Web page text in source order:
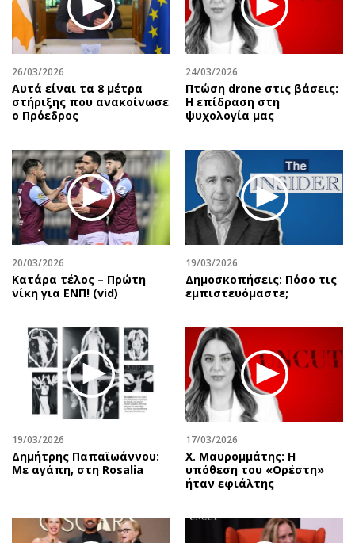
26/03/2026
Αυτά είναι τα 8 μέτρα
στήριξης που ανακοίνωσε
ο Πρόεδρος
24/03/2026
Πτώση drone στις βάσεις:
Η επίδραση στη
ψυχολογία μας
20/03/2026
Κατάρα τέλος – Πρώτη
νίκη για ΕΝΠ! (vid)
19/03/2026
Δημοσκοπήσεις: Πόσο τις
εμπιστευόμαστε;
19/03/2026
Δημήτρης Παπαϊωάννου:
Με αγάπη, στη Rosalia
17/03/2026
Χ. Μαυρομμάτης: Η
υπόθεση του «Ορέστη»
ήταν εφιάλτης